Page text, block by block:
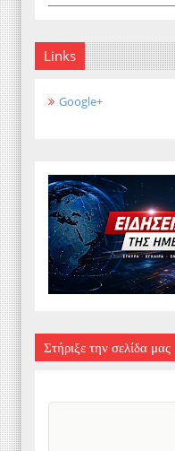
Links
Google+
Στήριξε την σελίδα μας